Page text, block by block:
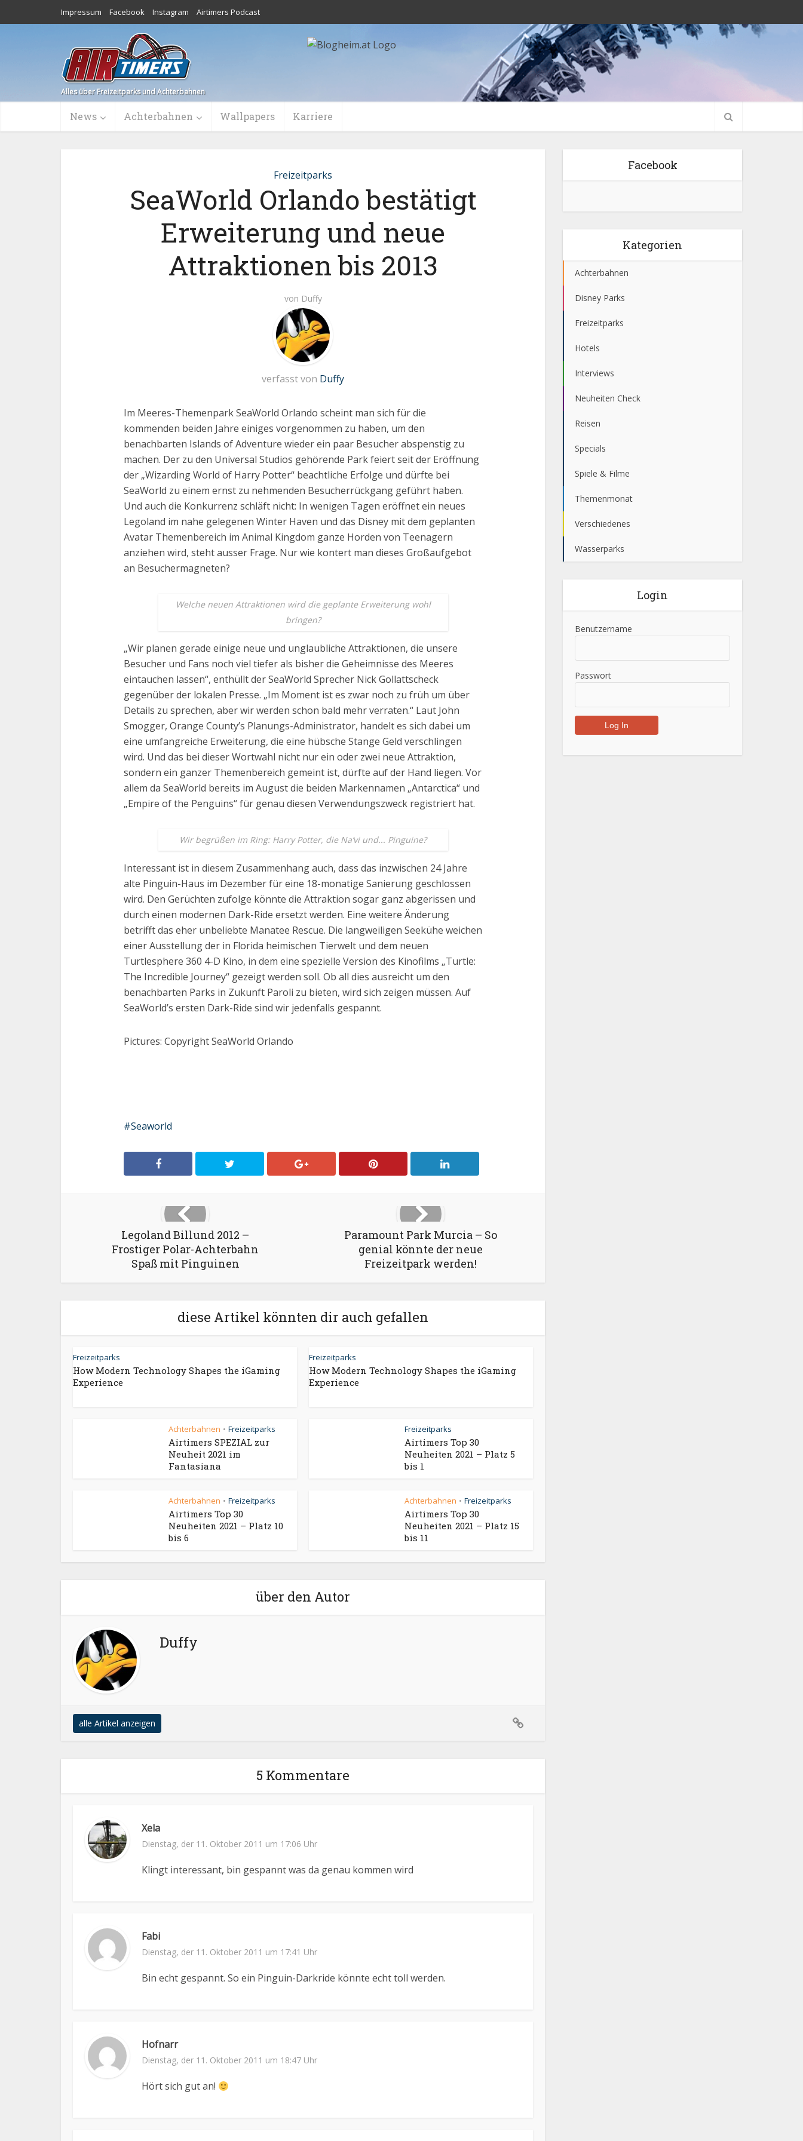
Impressum Facebook Instagram Airtimers Podcast
Alles über Freizeitparks und Achterbahnen
News Achterbahnen Wallpapers Karriere
Freizeitparks
SeaWorld Orlando bestätigt
Erweiterung und neue
Attraktionen bis 2013
von Duffy
verfasst von Duffy
Im Meeres-Themenpark SeaWorld Orlando scheint man sich für die
kommenden beiden Jahre einiges vorgenommen zu haben, um den
benachbarten Islands of Adventure wieder ein paar Besucher abspenstig zu
machen. Der zu den Universal Studios gehörende Park feiert seit der Eröffnung
der „Wizarding World of Harry Potter“ beachtliche Erfolge und dürfte bei
SeaWorld zu einem ernst zu nehmenden Besucherrückgang geführt haben.
Und auch die Konkurrenz schläft nicht: In wenigen Tagen eröffnet ein neues
Legoland im nahe gelegenen Winter Haven und das Disney mit dem geplanten
Avatar Themenbereich im Animal Kingdom ganze Horden von Teenagern
anziehen wird, steht ausser Frage. Nur wie kontert man dieses Großaufgebot
an Besuchermagneten?
Welche neuen Attraktionen wird die geplante Erweiterung wohl
bringen?
„Wir planen gerade einige neue und unglaubliche Attraktionen, die unsere
Besucher und Fans noch viel tiefer als bisher die Geheimnisse des Meeres
eintauchen lassen“, enthüllt der SeaWorld Sprecher Nick Gollattscheck
gegenüber der lokalen Presse. „Im Moment ist es zwar noch zu früh um über
Details zu sprechen, aber wir werden schon bald mehr verraten.“ Laut John
Smogger, Orange County’s Planungs-Administrator, handelt es sich dabei um
eine umfangreiche Erweiterung, die eine hübsche Stange Geld verschlingen
wird. Und das bei dieser Wortwahl nicht nur ein oder zwei neue Attraktion,
sondern ein ganzer Themenbereich gemeint ist, dürfte auf der Hand liegen. Vor
allem da SeaWorld bereits im August die beiden Markennamen „Antarctica“ und
„Empire of the Penguins“ für genau diesen Verwendungszweck registriert hat.
Wir begrüßen im Ring: Harry Potter, die Na’vi und... Pinguine?
Interessant ist in diesem Zusammenhang auch, dass das inzwischen 24 Jahre
alte Pinguin-Haus im Dezember für eine 18-monatige Sanierung geschlossen
wird. Den Gerüchten zufolge könnte die Attraktion sogar ganz abgerissen und
durch einen modernen Dark-Ride ersetzt werden. Eine weitere Änderung
betrifft das eher unbeliebte Manatee Rescue. Die langweiligen Seekühe weichen
einer Ausstellung der in Florida heimischen Tierwelt und dem neuen
Turtlesphere 360 4-D Kino, in dem eine spezielle Version des Kinofilms „Turtle:
The Incredible Journey“ gezeigt werden soll. Ob all dies ausreicht um den
benachbarten Parks in Zukunft Paroli zu bieten, wird sich zeigen müssen. Auf
SeaWorld’s ersten Dark-Ride sind wir jedenfalls gespannt.
Pictures: Copyright SeaWorld Orlando
Seaworld
Legoland Billund 2012 –
Frostiger Polar-Achterbahn
Spaß mit Pinguinen
Paramount Park Murcia – So
genial könnte der neue
Freizeitpark werden!
diese Artikel könnten dir auch gefallen
Freizeitparks
How Modern Technology Shapes the iGaming
Experience
Freizeitparks
How Modern Technology Shapes the iGaming
Experience
Achterbahnen • Freizeitparks
Airtimers SPEZIAL zur
Neuheit 2021 im
Fantasiana
Freizeitparks
Airtimers Top 30
Neuheiten 2021 – Platz 5
bis 1
Achterbahnen • Freizeitparks
Airtimers Top 30
Neuheiten 2021 – Platz 10
bis 6
Achterbahnen • Freizeitparks
Airtimers Top 30
Neuheiten 2021 – Platz 15
bis 11
über den Autor
Duffy
alle Artikel anzeigen
5 Kommentare
Xela
Dienstag, der 11. Oktober 2011 um 17:06 Uhr
Klingt interessant, bin gespannt was da genau kommen wird
Fabi
Dienstag, der 11. Oktober 2011 um 17:41 Uhr
Bin echt gespannt. So ein Pinguin-Darkride könnte echt toll werden.
Hofnarr
Dienstag, der 11. Oktober 2011 um 18:47 Uhr
Hört sich gut an!
Facebook
Kategorien
Achterbahnen
Disney Parks
Freizeitparks
Hotels
Interviews
Neuheiten Check
Reisen
Specials
Spiele & Filme
Themenmonat
Verschiedenes
Wasserparks
Login
Benutzername
Passwort